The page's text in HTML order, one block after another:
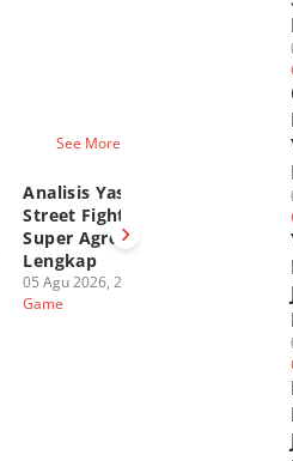
See More
Analisis Yasmine di
Street Fighter 6,
Super Agresif dan
Lengkap
05 Agu 2026, 20:00 WIB
Game
Juara
Waves:
03 Agu